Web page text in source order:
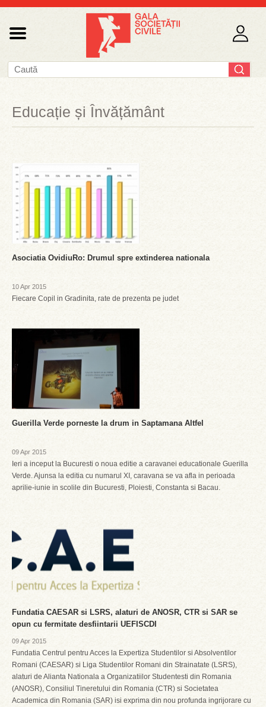
Educație și Învățământ
Asociatia OvidiuRo: Drumul spre extinderea nationala
10 Apr 2015
Fiecare Copil in Gradinita, rate de prezenta pe judet
Guerilla Verde porneste la drum in Saptamana Altfel
09 Apr 2015
Ieri a inceput la Bucuresti o noua editie a caravanei educationale Guerilla
Verde. Ajunsa la editia cu numarul XI, caravana se va afla in perioada
aprilie-iunie in scolile din Bucuresti, Ploiesti, Constanta si Bacau.
Fundatia CAESAR si LSRS, alaturi de ANOSR, CTR si SAR se
opun cu fermitate desfiintarii UEFISCDI
09 Apr 2015
Fundatia Centrul pentru Acces la Expertiza Studentilor si Absolventilor
Romani (CAESAR) si Liga Studentilor Romani din Strainatate (LSRS),
alaturi de Alianta Nationala a Organizatiilor Studentesti din Romania
(ANOSR), Consiliul Tineretului din Romania (CTR) si Societatea
Academica din Romania (SAR) isi exprima din nou profunda ingrijorare cu